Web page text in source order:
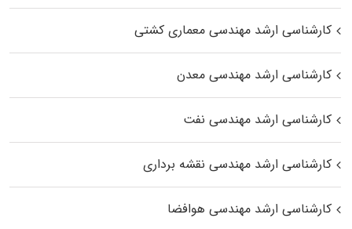
کارشناسی ارشد مهندسی معماری کشتی
کارشناسی ارشد مهندسی معدن
کارشناسی ارشد مهندسی نفت
کارشناسی ارشد مهندسی نقشه برداری
کارشناسی ارشد مهندسی هوافضا